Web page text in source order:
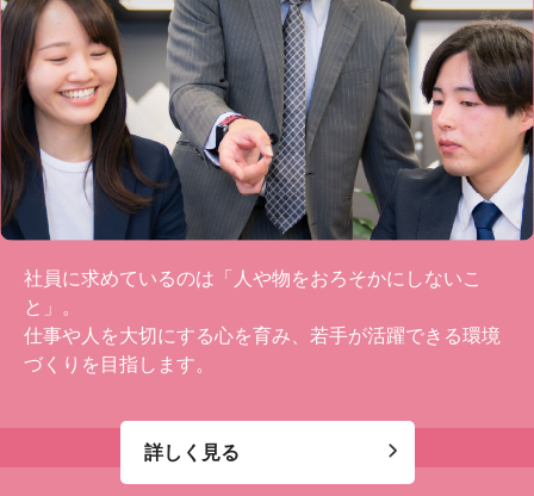
社員に求めているのは「人や物をおろそかにしないこ
と」。
仕事や人を大切にする心を育み、若手が活躍できる環境
づくりを目指します。
詳しく見る